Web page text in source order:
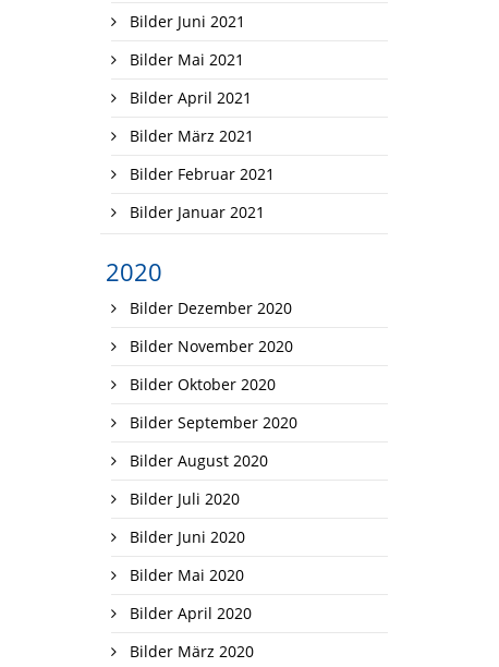
Bilder Juni 2021
Bilder Mai 2021
Bilder April 2021
Bilder März 2021
Bilder Februar 2021
Bilder Januar 2021
2020
Bilder Dezember 2020
Bilder November 2020
Bilder Oktober 2020
Bilder September 2020
Bilder August 2020
Bilder Juli 2020
Bilder Juni 2020
Bilder Mai 2020
Bilder April 2020
Bilder März 2020